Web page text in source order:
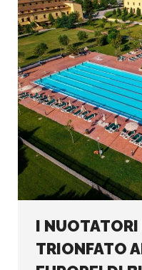
I
TRIONFATO